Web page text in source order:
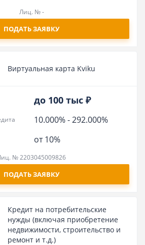
Лиц. № -
ПОДАТЬ ЗАЯВКУ
Виртуальная карта Kviku
до 100 тыс ₽
10.000%-292.000%
от 10%
№ 2203045009826
ПОДАТЬ ЗАЯВКУ
Кредит на потребительские
нужды (включая приобретение
недвижимости, строительство и
ремонт и т.д.)